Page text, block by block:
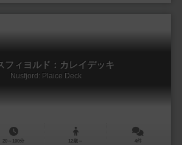
フィヨルド：カレイデッキ
Nusfjord: Plaice Deck
20～100分 12歳～ 4件